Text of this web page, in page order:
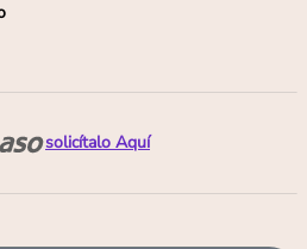
solicítalo Aquí